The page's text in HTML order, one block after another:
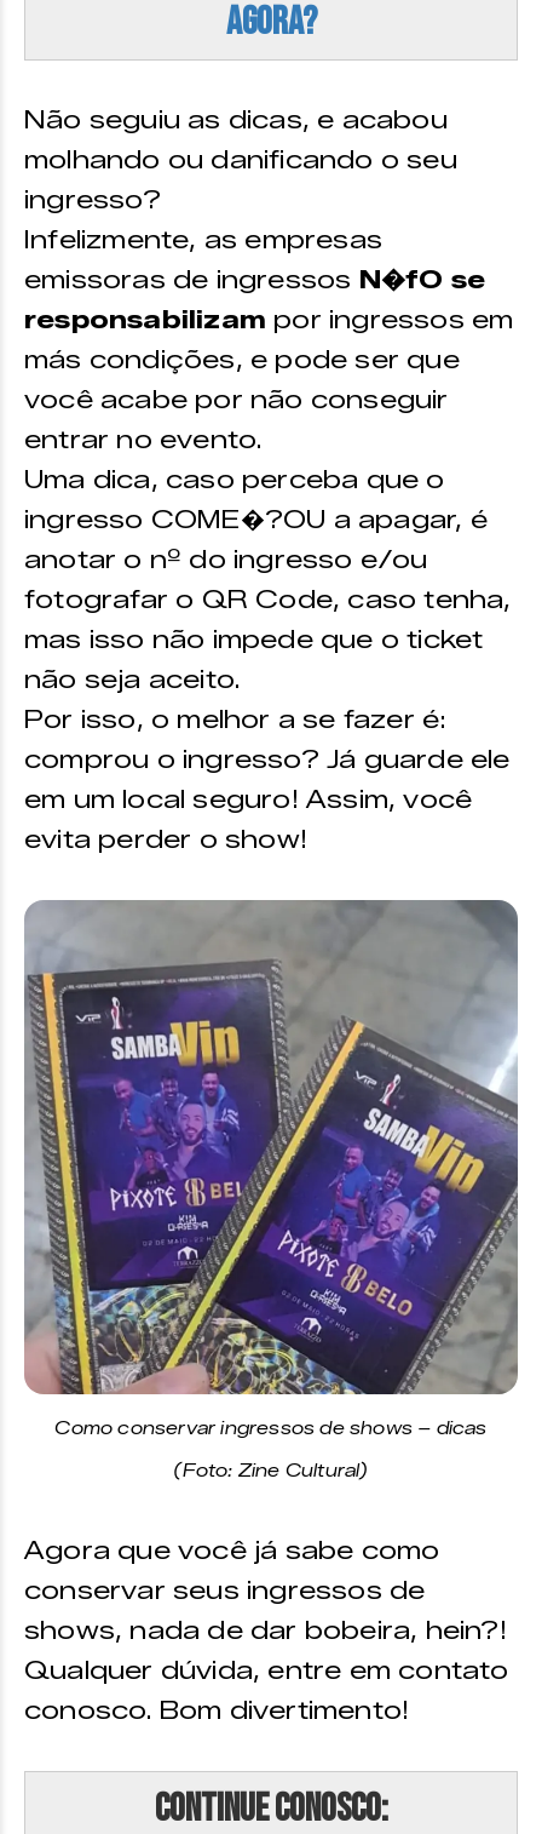
agora?
Não seguiu as dicas, e acabou
molhando ou danificando o seu
ingresso?
Infelizmente, as empresas
emissoras de ingressos N�fO se
responsabilizam por ingressos em
más condições, e pode ser que
você acabe por não conseguir
entrar no evento.
Uma dica, caso perceba que o
ingresso COME�?OU a apagar, é
anotar o nº do ingresso e/ou
fotografar o QR Code, caso tenha,
mas isso não impede que o ticket
não seja aceito.
Por isso, o melhor a se fazer é:
comprou o ingresso? Já guarde ele
em um local seguro! Assim, você
evita perder o show!
Como conservar ingressos de shows – dicas
(Foto: Zine Cultural)
Agora que você já sabe como
conservar seus ingressos de
shows, nada de dar bobeira, hein?!
Qualquer dúvida, entre em contato
conosco. Bom divertimento!
Continue conosco: